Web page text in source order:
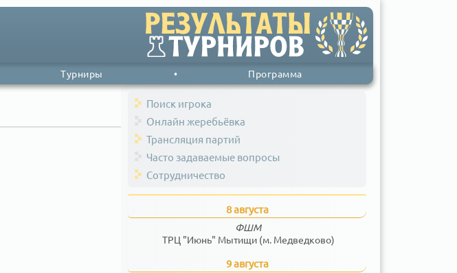
Турниры • Программа
Поиск игрока
Онлайн жеребьёвка
Трансляция партий
Часто задаваемые вопросы
Сотрудничество
8 августа
ФШМ
ТРЦ "Июнь" Мытищи (м. Медведково)
9 августа